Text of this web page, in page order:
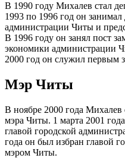
В 1990 году Михалев стал
1993 по 1996 год он занимал
администрации Читы и
В 1996 году он занял пост
экономики администрации
2000 год он служил первым
Мэр Читы
В ноябре 2000 года
мэра Читы. 1 марта 2001
главой городской
года он был избран главой
мэром Читы.